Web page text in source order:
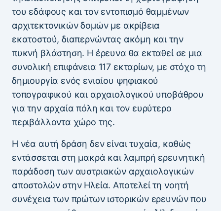
του εδάφους και τον εντοπισμό θαμμένων
αρχιτεκτονικών δομών με ακρίβεια
εκατοστού, διαπερνώντας ακόμη και την
πυκνή βλάστηση. Η έρευνα θα εκταθεί σε μια
συνολική επιφάνεια 117 εκταρίων, με στόχο τη
δημιουργία ενός ενιαίου ψηφιακού
τοπογραφικού και αρχαιολογικού υποβάθρου
για την αρχαία πόλη και τον ευρύτερο
περιβάλλοντα χώρο της.
Η νέα αυτή δράση δεν είναι τυχαία, καθώς
εντάσσεται στη μακρά και λαμπρή ερευνητική
παράδοση των αυστριακών αρχαιολογικών
αποστολών στην Ηλεία. Αποτελεί τη νοητή
συνέχεια των πρώτων ιστορικών ερευνών που